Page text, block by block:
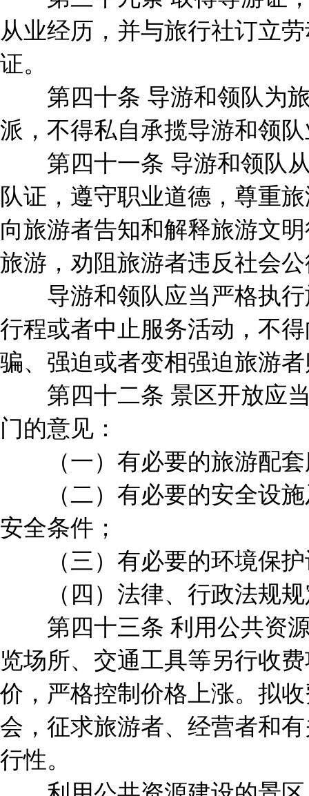
从业经历，并与旅行社订立
证。
第四十条 导游和领队为旅
派，不得私自承揽导游和领
第四十一条 导游和领队从
队证，遵守职业道德，尊重
向旅游者告知和解释旅游文
旅游，劝阻旅游者违反社会
导游和领队应当严格执行
行程或者中止服务活动，不
骗、强迫或者变相强迫旅游
第四十二条 景区开放应当
门的意见：
（一）有必要的旅游配套
（二）有必要的安全设施
安全条件；
（三）有必要的环境保护
（四）法律、行政法规规
第四十三条 利用公共资源
览场所、交通工具等另行收
价，严格控制价格上涨。拟
会，征求旅游者、经营者和
行性。